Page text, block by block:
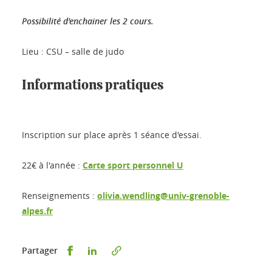
Possibilité d'enchainer les 2 cours.
Lieu : CSU – salle de judo
Informations pratiques
Inscription sur place après 1 séance d'essai.
22€ à l'année : Carte sport personnel U
Renseignements : olivia.wendling@univ-grenoble-
alpes.fr
Partager Partager sur Facebook
Partager sur LinkedIn